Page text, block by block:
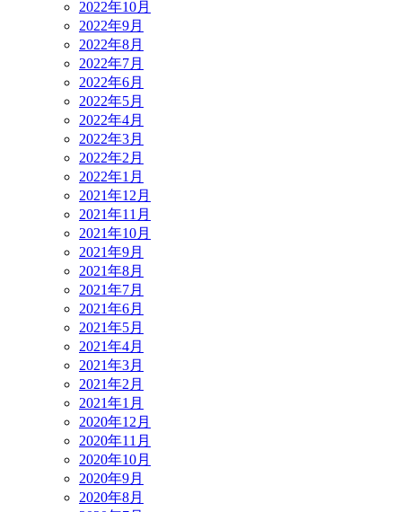
2022年10月
2022年9月
2022年8月
2022年7月
2022年6月
2022年5月
2022年4月
2022年3月
2022年2月
2022年1月
2021年12月
2021年11月
2021年10月
2021年9月
2021年8月
2021年7月
2021年6月
2021年5月
2021年4月
2021年3月
2021年2月
2021年1月
2020年12月
2020年11月
2020年10月
2020年9月
2020年8月